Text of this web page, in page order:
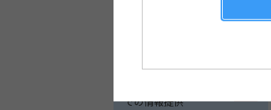
ID（メールアドレス）
での情報提供